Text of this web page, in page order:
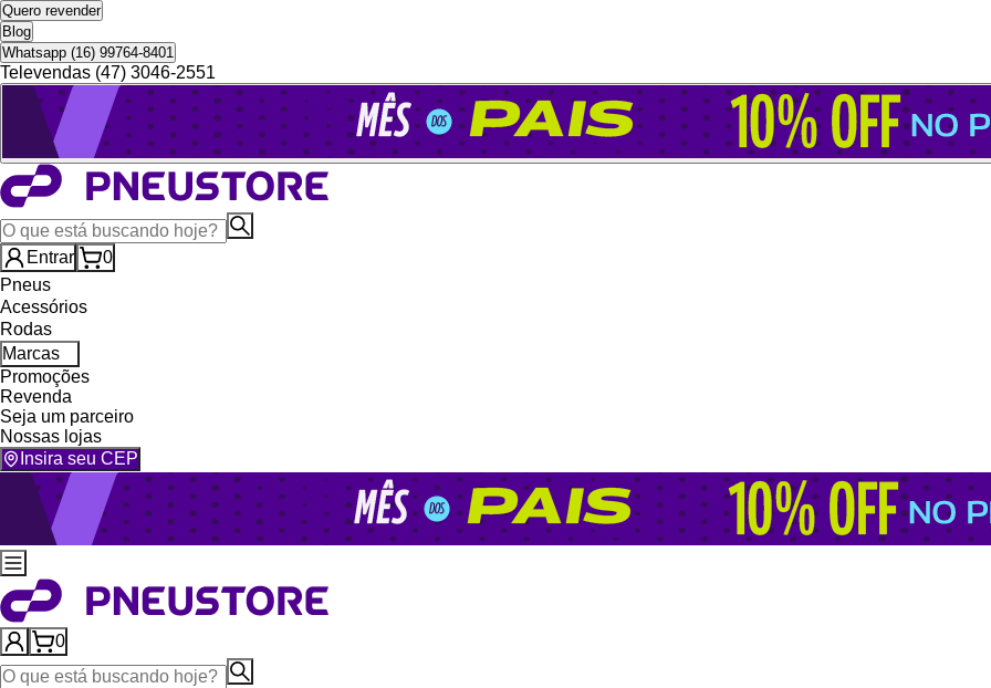
Quero revender
Blog
Whatsapp (16) 99764-8401
Televendas (47) 3046-2551
Entrar
0
Pneus
Acessórios
Rodas
Marcas
Promoções
Revenda
Seja um parceiro
Nossas lojas
Insira seu CEP
0